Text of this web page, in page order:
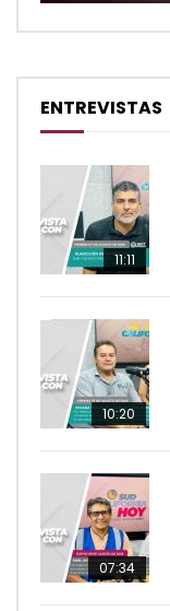
ENTREVISTAS
11:11
10:20
07:34